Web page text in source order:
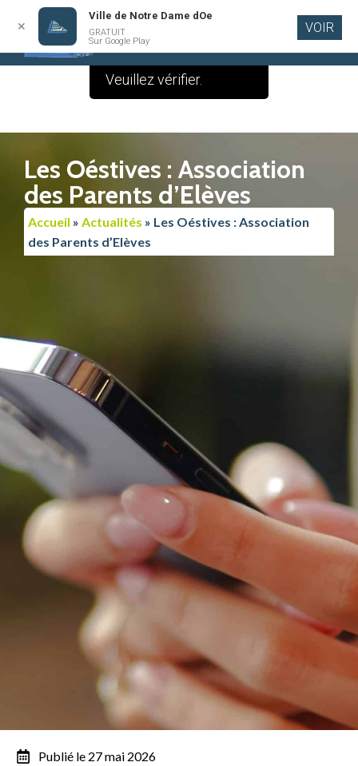
contenu
Les Oéstives : Association
des Parents d’Elèves
Accueil » Actualités » Les Oéstives : Association
des Parents d’Elèves
Publié le 27 mai 2026
✕
Ville de Notre Dame dOe
GRATUIT
Sur Google Play
VOIR
Le contenu de cette
publication est vide.
Veuillez vérifier.